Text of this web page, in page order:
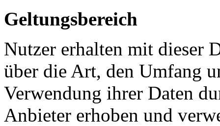
Geltungsbereich
Nutzer erhalten mit dieser
über die Art, den Umfang
Verwendung ihrer Daten
Anbieter erhoben und